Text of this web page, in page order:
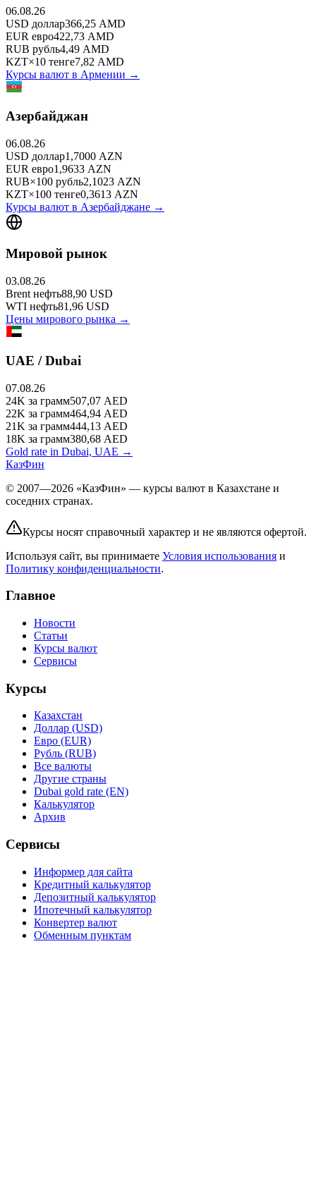
06.08.26
USD доллар366,25 AMD
EUR евро422,73 AMD
RUB рубль4,49 AMD
KZT×10 тенге7,82 AMD
Курсы валют в Армении →
Азербайджан
06.08.26
USD доллар1,7000 AZN
EUR евро1,9633 AZN
RUB×100 рубль2,1023 AZN
KZT×100 тенге0,3613 AZN
Курсы валют в Азербайджане →
Мировой рынок
03.08.26
Brent нефть88,90 USD
WTI нефть81,96 USD
Цены мирового рынка →
UAE / Dubai
07.08.26
24K за грамм507,07 AED
22K за грамм464,94 AED
21K за грамм444,13 AED
18K за грамм380,68 AED
Gold rate in Dubai, UAE →
КазФин
© 2007—2026 «КазФин» — курсы валют в Казахстане и
соседних странах.
Курсы носят справочный характер и не являются офертой.
Используя сайт, вы принимаете Условия использования и
Политику конфиденциальности.
Главное
Новости
Статьи
Курсы валют
Сервисы
Курсы
Казахстан
Доллар (USD)
Евро (EUR)
Рубль (RUB)
Все валюты
Другие страны
Dubai gold rate (EN)
Калькулятор
Архив
Сервисы
Информер для сайта
Кредитный калькулятор
Депозитный калькулятор
Ипотечный калькулятор
Конвертер валют
Обменным пунктам